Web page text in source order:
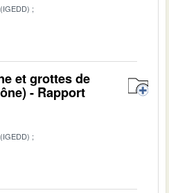
et grottes de
- Rapport